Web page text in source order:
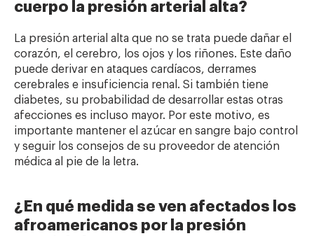
cuerpo la presión arterial alta?
La presión arterial alta que no se trata puede dañar el
corazón, el cerebro, los ojos y los riñones. Este daño
puede derivar en ataques cardíacos, derrames
cerebrales e insuficiencia renal. Si también tiene
diabetes, su probabilidad de desarrollar estas otras
afecciones es incluso mayor. Por este motivo, es
importante mantener el azúcar en sangre bajo control
y seguir los consejos de su proveedor de atención
médica al pie de la letra.
¿En qué medida se ven afectados los
afroamericanos por la presión